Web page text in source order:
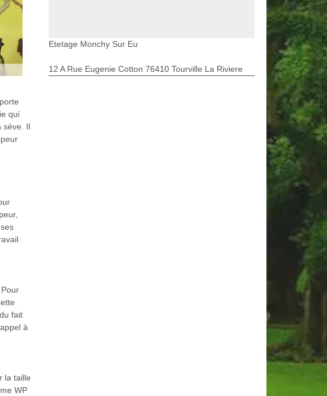
qui
sève. Il
fait
à
la taille
WP
Etetage Monchy Sur Eu
12 A Rue Eugenie Cotton 76410 Tourville La Riviere